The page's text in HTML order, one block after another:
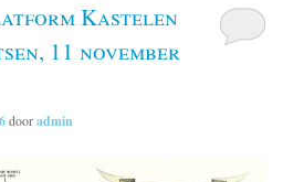
Kastelen
11 november
dooradmin